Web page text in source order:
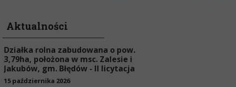
Działka rolna zabudowana o pow.
3,79ha, położona w msc. Zalesie i
Jakubów, gm. Błędów - II licytacja
15 października 2026
Aktualności